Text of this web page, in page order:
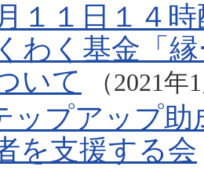
１１日１４
わく基金「
いて
（2021
ップアップ
を支援する会